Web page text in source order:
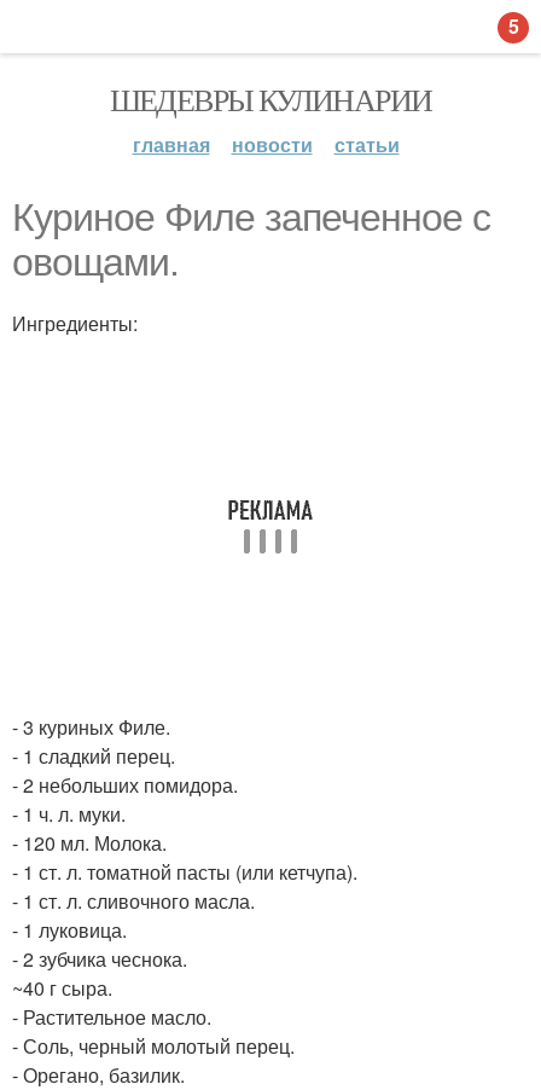
ШЕДЕВРЫ КУЛИНАРИИ
главная новости статьи
Куриное Филе запеченное с
овощами.
Ингредиенты:
- 3 куриных Филе.
- 1 сладкий перец.
- 2 небольших помидора.
- 1 ч. л. муки.
- 120 мл. Молока.
- 1 ст. л. томатной пасты (или кетчупа).
- 1 ст. л. сливочного масла.
- 1 луковица.
- 2 зубчика чеснока.
~40 г сыра.
- Растительное масло.
- Соль, черный молотый перец.
- Орегано, базилик.
5